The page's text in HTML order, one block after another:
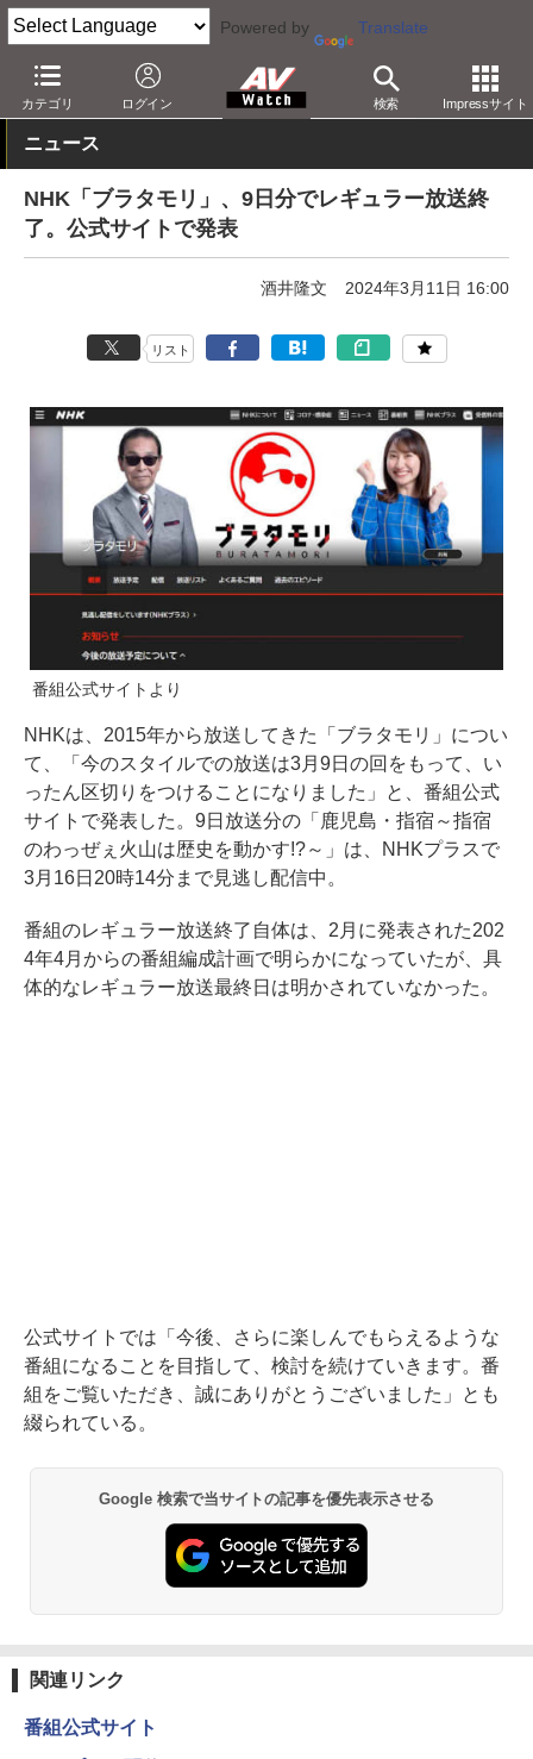
Powered by Translate
カテゴリ ログイン 検索 Impressサイト
AV Watch コンテンツ・サービス 放送 その他
ニュース
NHK「ブラタモリ」、9日分でレギュラー放送終
了。公式サイトで発表
酒井隆文 2024年3月11日 16:00
リスト
番組公式サイトより
NHKは、2015年から放送してきた「ブラタモリ」につい
て、「今のスタイルでの放送は3月9日の回をもって、い
ったん区切りをつけることになりました」と、番組公式
サイトで発表した。9日放送分の「鹿児島・指宿～指宿
のわっぜぇ火山は歴史を動かす!?～」は、NHKプラスで
3月16日20時14分まで見逃し配信中。
番組のレギュラー放送終了自体は、2月に発表された202
4年4月からの番組編成計画で明らかになっていたが、具
体的なレギュラー放送最終日は明かされていなかった。
公式サイトでは「今後、さらに楽しんでもらえるような
番組になることを目指して、検討を続けていきます。番
組をご覧いただき、誠にありがとうございました」とも
綴られている。
Google 検索で当サイトの記事を優先表示させる
関連リンク
番組公式サイト